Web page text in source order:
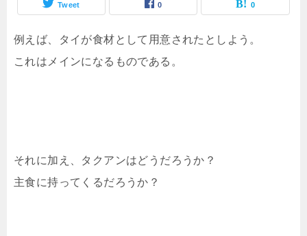
Tweet 0 0
例えば、タイが食材として用意されたとしよう。
これはメインになるものである。
それに加え、タクアンはどうだろうか？
主食に持ってくるだろうか？